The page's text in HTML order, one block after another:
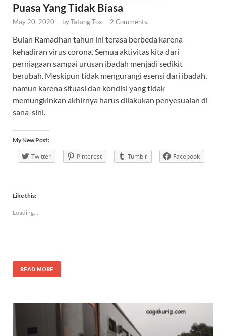
Puasa Yang Tidak Biasa
May 20, 2020 - byTatang Tox - 2 Comments.
Bulan Ramadhan tahun ini terasa berbeda karena
kehadiran virus corona. Semua aktivitas kita dari
perniagaan sampai urusan ibadah menjadi sedikit
berubah. Meskipun tidak mengurangi esensi dari ibadah,
namun karena situasi dan kondisi yang tidak
memungkinkan akhirnya harus dilakukan penyesuaian di
sana-sini.
My New Post:
Twitter Pinterest Tumblr Facebook
Like this:
Loading...
READ MORE